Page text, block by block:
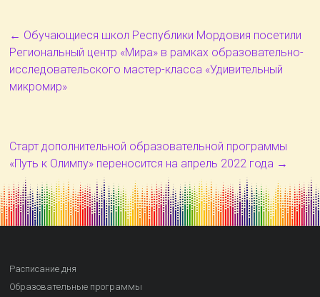
← Обучающиеся школ Республики Мордовия посетили
Региональный центр «Мира» в рамках образовательно-
исследовательского мастер-класса «Удивительный
микромир»
Старт дополнительной образовательной программы
«Путь к Олимпу» переносится на апрель 2022 года →
Расписание дня
Образовательные программы